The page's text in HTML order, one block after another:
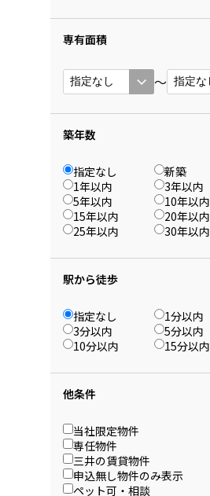
専有面積
〜
築年数
指定なし
新築
1年以内
3年以内
5年以内
10年以内
15年以内
20年以内
25年以内
30年以内
駅から徒歩
指定なし
1分以内
3分以内
5分以内
10分以内
15分以内
他条件
当社限定物件
専任物件
三井の賃貸物件
申込無し物件のみ表示
ペット可・相談